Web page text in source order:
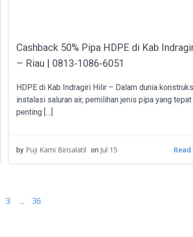
Cashback 50% Pipa HDPE di Kab
– Riau | 0813-1086-6051
HDPE di Kab Indragiri Hilir – Dalam dunia
instalasi saluran air, pemilihan jenis pipa yang
penting […]
by Puji Kami Birisalatil on Jul 15
Page
3 … Page
36